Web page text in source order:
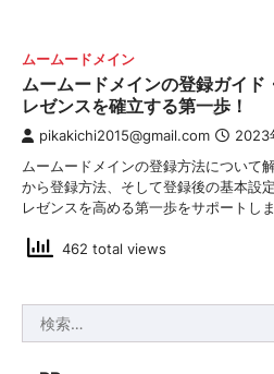
ムームードメイン
ムームードメインの登録ガイド
レゼンスを確立する第一歩！
pikakichi2015@gmail.com 2023
ムームードメインの登録方法について
から登録方法、そして登録後の基本設
レゼンスを高める第一歩をサポートしま
462 total views
索: